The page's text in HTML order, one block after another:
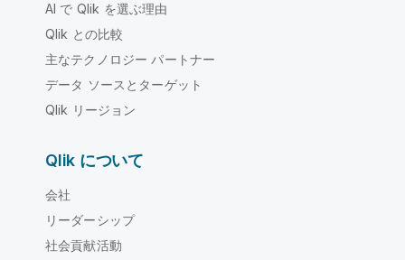
AI で Qlik を選ぶ理由
Qlik との比較
主なテクノロジー パートナー
データ ソースとターゲット
Qlik リージョン
Qlik について
会社
リーダーシップ
社会貢献活動